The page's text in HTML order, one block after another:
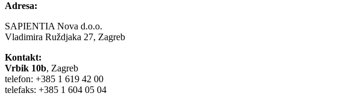
Adresa:
SAPIENTIA Nova d.o.o.
Vladimira Ruždjaka 27, Zagreb
Kontakt:
Vrbik 10b, Zagreb
telefon: +385 1 619 42 00
telefaks: +385 1 604 05 04